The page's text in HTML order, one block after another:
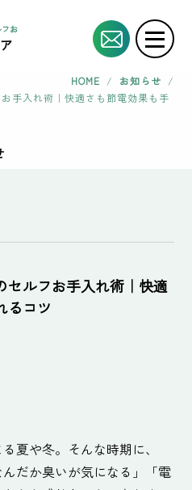
お手入れ術｜快適さも節電効果も手に入れるコ
HOME / お知らせ /
手入れ術｜快適さも節電効果も手
セルフお手入れ術｜快適
るコツ
夏や冬。そんな時期に、
んだか臭いが気になる」「電